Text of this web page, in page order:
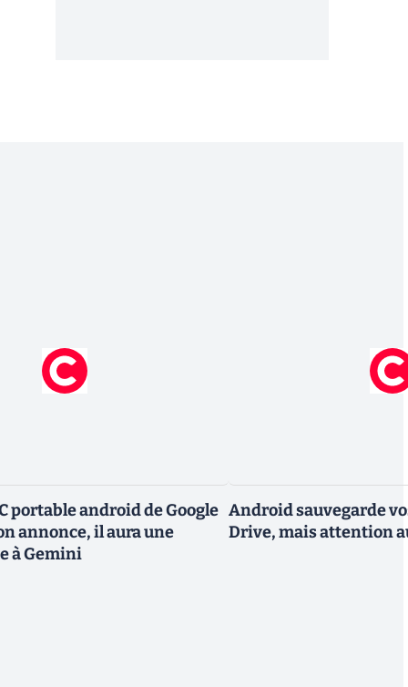
portable android de Google
annonce, il aura une
à Gemini
Android sauvegarde
Drive, mais attention